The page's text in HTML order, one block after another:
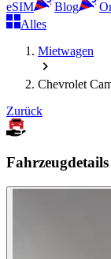
eSIM
Blog
Alles
Mietwagen
Chevrolet
Zurück
Fahrzeugdetails